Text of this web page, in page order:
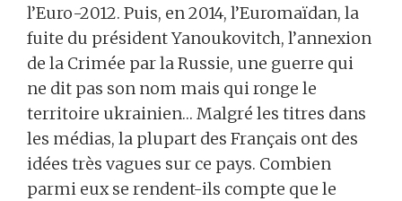
l’Euro-2012. Puis, en 2014, l’Euromaïdan, la
fuite du président Yanoukovitch, l’annexion
de la Crimée par la Russie, une guerre qui
ne dit pas son nom mais qui ronge le
territoire ukrainien… Malgré les titres dans
les médias, la plupart des Français ont des
idées très vagues sur ce pays. Combien
parmi eux se rendent-ils compte que le